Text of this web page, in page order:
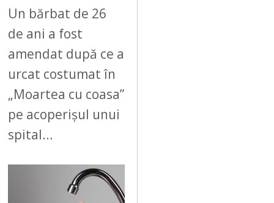
Un bărbat de 26
de ani a fost
amendat după ce a
urcat costumat în
„Moartea cu coasa”
pe acoperișul unui
spital…